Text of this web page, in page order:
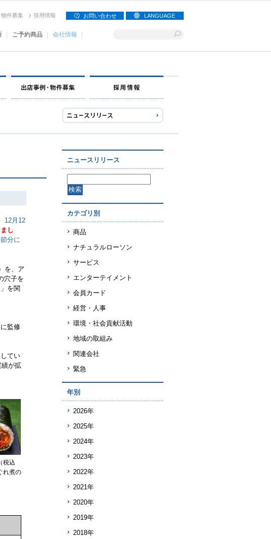
物件募集 採用情報 お問い合わせ LANGUAGE
ご予約商品 会社情報
12月12
し
分に
を、ア
穴子を
を関
監修
てい
績が拡
税込
れ煮の
ニュースリリース
カテゴリ別
商品
ナチュラルローソン
サービス
エンターテイメント
会員カード
経営・人事
環境・社会貢献活動
地域の取組み
関連会社
緊急
年別
2026年
2025年
2024年
2023年
2022年
2021年
2020年
2019年
2018年